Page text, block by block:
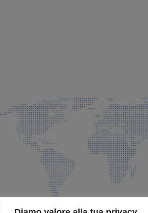
info@faeg.it
COMMERCIALE E
Via Padre Elzi, 32 Grassobbio
035 525015
035 335037
info@faeg.it
SITE MAP